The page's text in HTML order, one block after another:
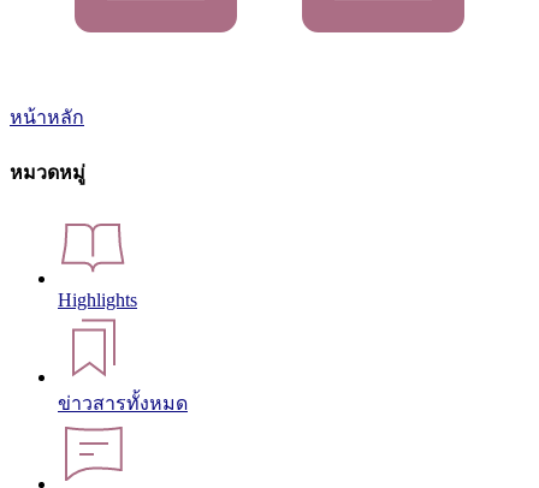
หน้าหลัก
หมวดหมู่
Highlights
ข่าวสารทั้งหมด